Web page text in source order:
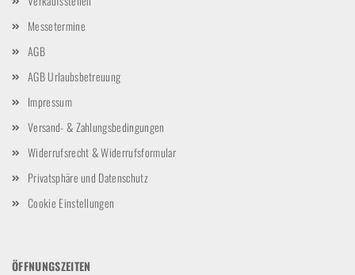
Messetermine
AGB
AGB Urlaubsbetreuung
Impressum
Versand- & Zahlungsbedingungen
Widerrufsrecht & Widerrufsformular
Privatsphäre und Datenschutz
Cookie Einstellungen
ÖFFNUNGSZEITEN